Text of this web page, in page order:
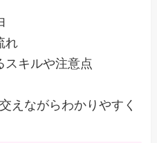
れ
スキルや注意点
えながらわかりやすく